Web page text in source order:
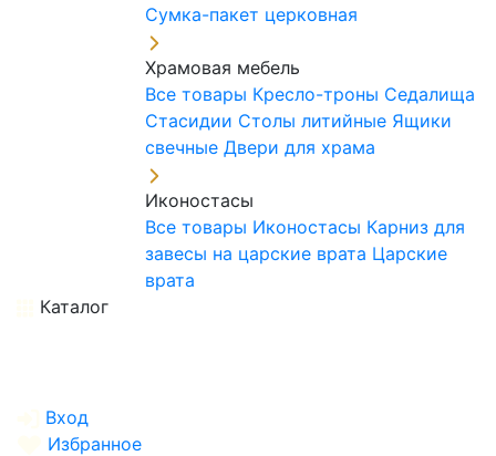
Сумка-пакет церковная
Храмовая мебель
Все товары Кресло-троны Седалища
Стасидии Столы литийные Ящики
свечные Двери для храма
Иконостасы
Все товары Иконостасы Карниз для
завесы на царские врата Царские
врата
Каталог
Вход
Избранное